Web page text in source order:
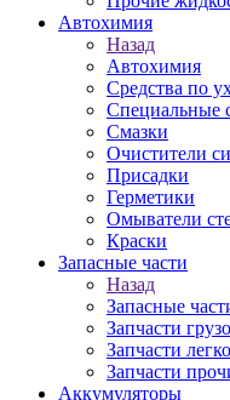
Автохимия
Назад
Автохимия
Средства по
Специальные
Смазки
Очистители
Присадки
Герметики
Омыватели
Краски
Запасные части
Назад
Запасные
Запчасти
Запчасти
Запчасти
Аккумуляторы